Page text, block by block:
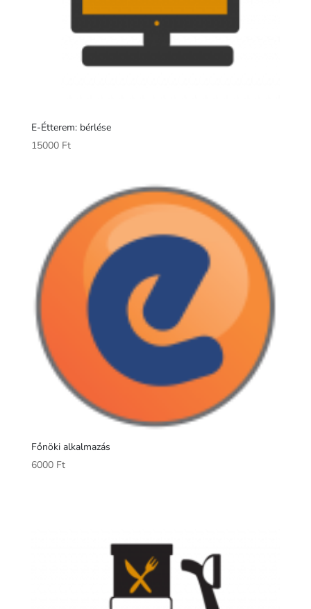
E-Étterem: bérlése
15000 Ft
Főnöki alkalmazás
6000 Ft